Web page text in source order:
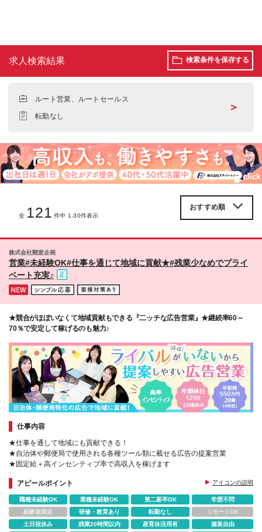
求人検索結果 検索条件を保存する
ルート営業、ルートセールス
転勤なし
＞
全 121 件中 1-30件表示
株式会社郵宣企画
営業#未経験OK#仕事を通じて地域に貢献★#残業少なめでプライ
ベート充実♪
★競合がほぼいなくて地域貢献もできる『二ッチな広告営業』★継続率60～
70％で安定して稼げるのも魅力♪
仕事内容
★仕事を通して地域にも貢献できる！
★自治体や郵便局で使用される各種ツール類に載せる広告の提案営業
★固定給＋高インセンティブ率で高収入を稼げます
アピールポイント アイコンの説明
職種未経験OK 業種未経験OK 第二新卒OK
学歴不問
経験者限定
研修・教育あり 転勤なし
リモートOK
土日祝休み
残業20時間以内 産育休活用有
服装自由